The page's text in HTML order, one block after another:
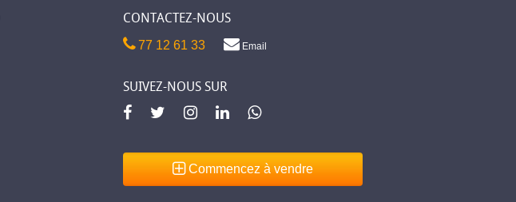
CONTACTEZ-NOUS
77 12 61 33 Email
SUIVEZ-NOUS SUR
Commencez à vendre